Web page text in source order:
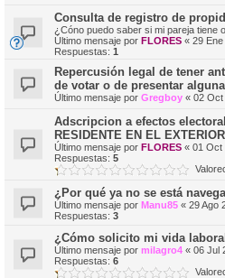
Consulta de registro de
¿Cóno puedo saber si mi pareja tiene
Último mensaje por FLORES « 29
Respuestas: 1
Repercusión legal de tener
de votar o de presentar
Último mensaje por Gregboy « 02 Oct
Adscripcion a efectos
RESIDENTE EN EL EXTERIOR
Último mensaje por FLORES « 01 Oct
Respuestas: 5
¿Por qué ya no se está
Último mensaje por Manu85 « 29 Ago
Respuestas: 3
¿Cómo solicito mi vida
Último mensaje por milagro4 « 06 Jul
Respuestas: 6